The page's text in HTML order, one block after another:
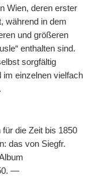
Wien, deren erster
während in dem
und größeren
enthalten sind.
sorgfältig
im einzelnen vielfach
die Zeit bis 1850
das von Siegfr.
—